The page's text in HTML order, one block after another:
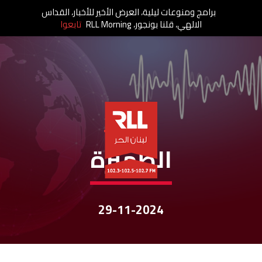
نشرات الأخبار
الظهيرة
29-11-2024
برامج ومنوعات ليلية، العرض الأخير للأخبار، القداس
الالهي، قلنا بونجور، RLL Morning تابعوا